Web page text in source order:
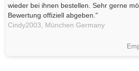
wieder bei ihnen bestellen. Sehr gerne
Bewertung offiziell abgeben."
Cindy2003,
München Germany